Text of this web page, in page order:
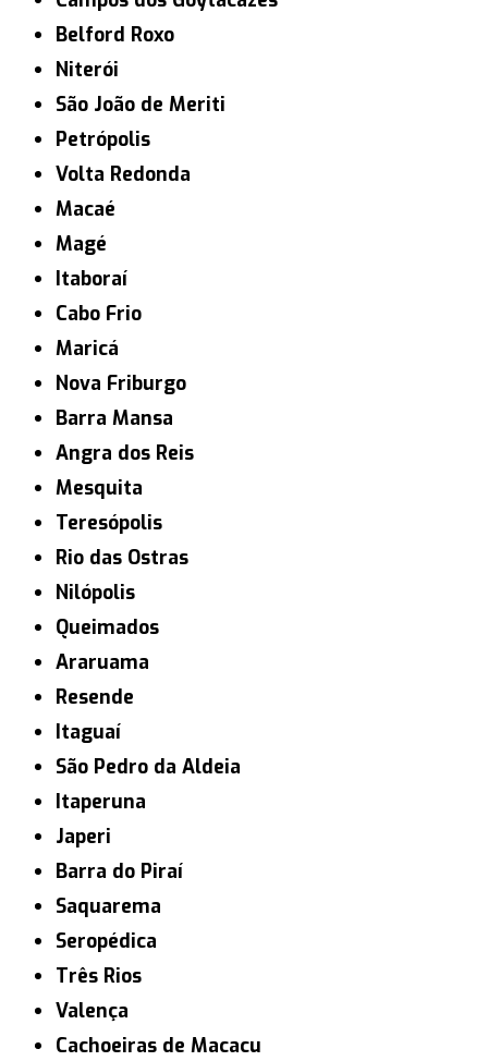
Belford Roxo
Niterói
São João de Meriti
Petrópolis
Volta Redonda
Macaé
Magé
Itaboraí
Cabo Frio
Maricá
Nova Friburgo
Barra Mansa
Angra dos Reis
Mesquita
Teresópolis
Rio das Ostras
Nilópolis
Queimados
Araruama
Resende
Itaguaí
São Pedro da Aldeia
Itaperuna
Japeri
Barra do Piraí
Saquarema
Seropédica
Três Rios
Valença
Cachoeiras de Macacu